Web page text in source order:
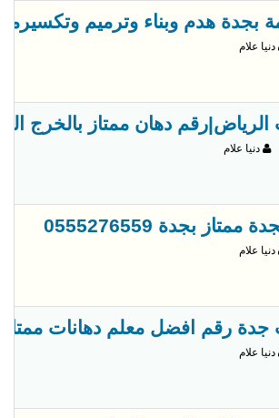
هدم وبناء وترميم وتكسيرمقاولات
دنيا علام
دهان ممتاز بالخرج الرياض
دنيا علام
بجدة 0555276559
دنيا علام
رقم افضل معلم دهانات ممتاز
دنيا علام